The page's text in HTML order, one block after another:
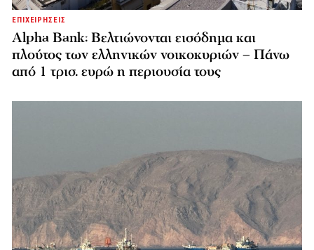
ΕΠΙΧΕΙΡΗΣΕΙΣ
Alpha Bank: Βελτιώνονται εισόδημα και
πλούτος των ελληνικών νοικοκυριών – Πάνω
από 1 τρισ. ευρώ η περιουσία τους